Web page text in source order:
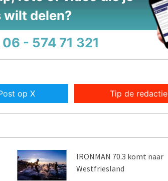
wilt delen?
06 - 574 71 321
op X Tip de redactie
IRONMAN 70.3 komt naar
Westfriesland